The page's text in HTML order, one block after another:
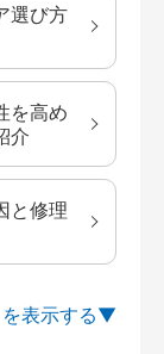
選び方
を高め
介
と修理